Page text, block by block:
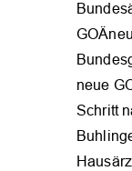
neue
Schritt